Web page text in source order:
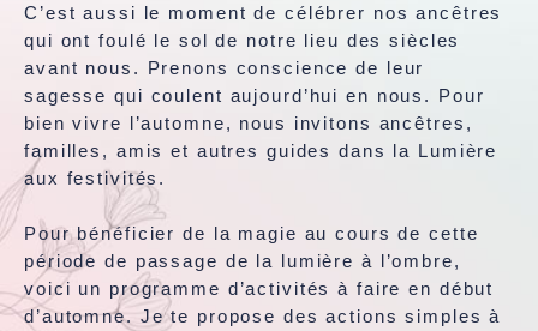
C’est aussi le moment de célébrer nos ancêtres
qui ont foulé le sol de notre lieu des siècles
avant nous. Prenons conscience de leur
sagesse qui coulent aujourd’hui en nous. Pour
bien vivre l’automne, nous invitons ancêtres,
familles, amis et autres guides dans la Lumière
aux festivités.
Pour bénéficier de la magie au cours de cette
période de passage de la lumière à l’ombre,
voici un programme d’activités à faire en début
d’automne. Je te propose des actions simples à